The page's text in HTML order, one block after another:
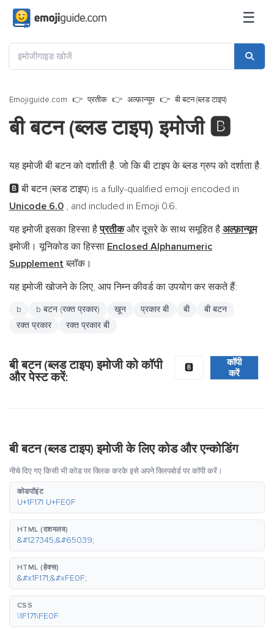
☰
Emojiguide.com प्रतीक अल्फ़ान्यूम बी बटन (ब्लड टाइप)
बी बटन (ब्लड टाइप) इमोजी 🅱️
यह इमोजी बी बटन को दर्शाती है. जो कि बी टाइप के ब्लड ग्रुप को दर्शाता है.
🅱️बी बटन (ब्लड टाइप) is a fully-qualified emoji encoded in
Unicode 6.0 , and included in Emoji 0.6.
यह इमोजी इसका हिस्सा हैप्रतीकऔर दूसरे के साथ समूहित है अल्फ़ान्यूम
इमोजी। यूनिकोड का हिस्सा Enclosed Alphanumeric
Supplementब्लॉक।
यह इमोजी खोजने के लिए, आप निम्न कीवर्ड का उपयोग कर सकते हैं:
b b बटन (रक्त प्रकार) खून प्रकार बी बी
बी बटन
रक्त प्रकार
रक्त प्रकार बी
बी बटन (ब्लड टाइप) इमोजी को कॉपी
और पेस्ट करें:
🅱️
कॉपी
करें
बी बटन (ब्लड टाइप) इमोजी के लिए कोड और एन्कोडिंग
नीचे दिए गए किसी भी कोड पर क्लिक करके इसे अपने क्लिपबोर्ड पर कॉपी करें।
कोडपॉइंट
U+1F171 U+FE0F
HTML (दशमलव)
&#127345;&#65039;
HTML (हेक्स)
&#x1F171;&#xFE0F;
CSS
\1F171\FE0F